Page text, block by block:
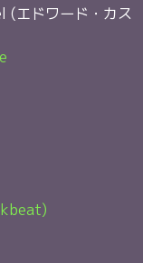
(エドワード・カス